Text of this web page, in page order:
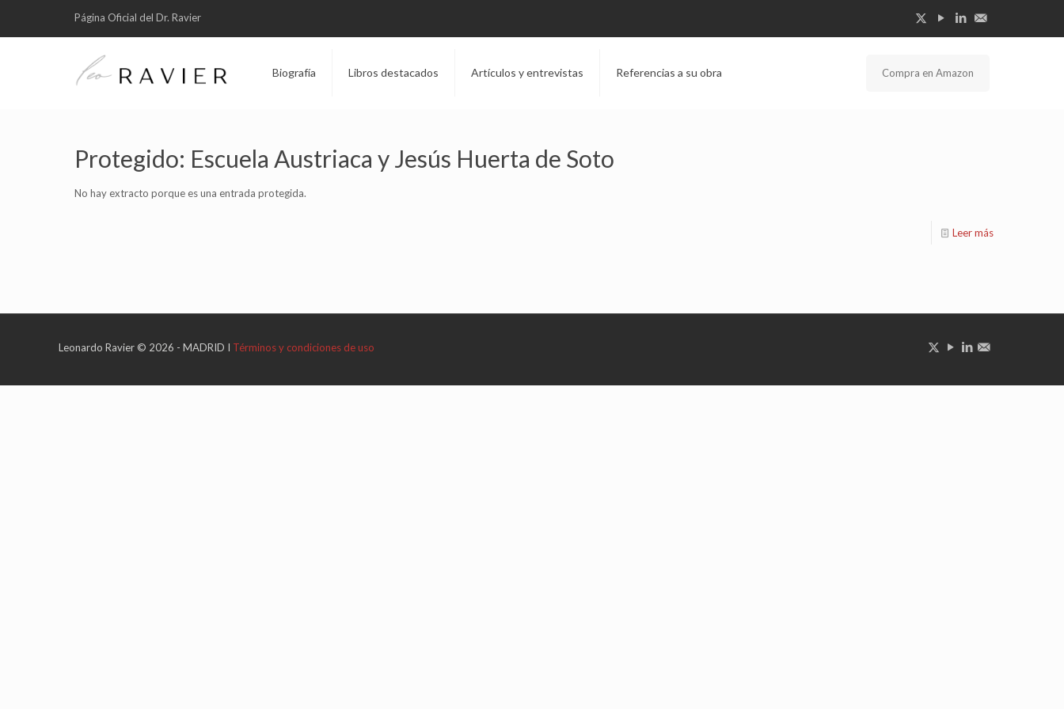
Página Oficial del Dr. Ravier
Biografía Libros destacados Artículos y entrevistas Referencias a su obra Compra en Amazon
Protegido: Escuela Austriaca y Jesús Huerta de Soto
No hay extracto porque es una entrada protegida.
Leer más
Leonardo Ravier © 2026 - MADRID I Términos y condiciones de uso